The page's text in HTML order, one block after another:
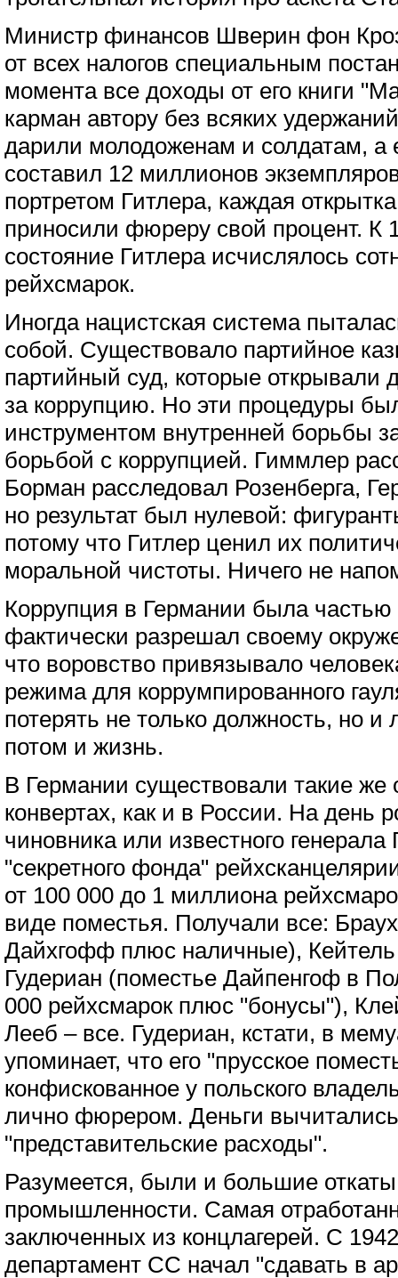
Министр финансов Шверин фон
от всех налогов специальным
момента все доходы от его книги
карман автору без всяких
дарили молодоженам и солдатам, а
составил 12 миллионов
портретом Гитлера, каждая
приносили фюреру свой процент. К
состояние Гитлера исчислялось
рейхсмарок.
Иногда нацистская система
собой. Существовало партийное
партийный суд, которые открывали
за коррупцию. Но эти процедуры
инструментом внутренней борьбы
борьбой с коррупцией. Гиммлер
Борман расследовал Розенберга,
но результат был нулевой:
потому что Гитлер ценил их
моральной чистоты. Ничего не
Коррупция в Германии была частью
фактически разрешал своему
что воровство привязывало
режима для коррумпированного
потерять не только должность, но и
потом и жизнь.
В Германии существовали такие же
конвертах, как и в России. На день
чиновника или известного генерала
"секретного фонда"
от 100 000 до 1 миллиона
виде поместья. Получали все:
Дайхгофф плюс наличные), Кейтель
Гудериан (поместье Дайпенгоф в
000 рейхсмарок плюс "бонусы"),
Лееб – все. Гудериан, кстати, в
упоминает, что его "прусское
конфискованное у польского
лично фюрером. Деньги вычитались
"представительские расходы".
Разумеется, были и большие
промышленности. Самая
заключенных из концлагерей. С
департамент СС начал "сдавать в